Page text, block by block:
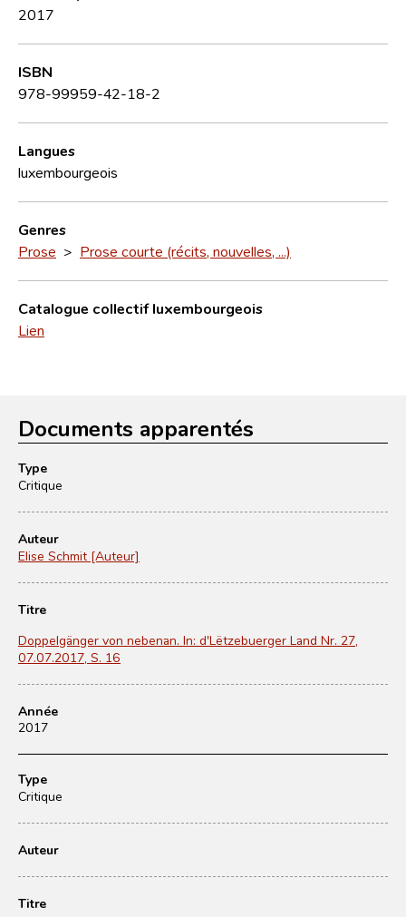
2017
ISBN
978-99959-42-18-2
Langues
luxembourgeois
Genres
Prose > Prose courte (récits, nouvelles, ...)
Catalogue collectif luxembourgeois
Lien
Documents apparentés
Type
Critique
Auteur
Elise Schmit [Auteur]
Titre
Doppelgänger von nebenan. In: d'Lëtzebuerger Land Nr. 27,
07.07.2017, S. 16
Année
2017
Type
Critique
Auteur
Titre